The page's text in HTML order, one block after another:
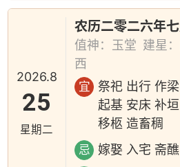
2026.8
25
星期二
农历二零二六年
值神：玉堂 建星
西
宜 祭祀 出行 作梁
起基 安床 补
移柩 造畜稠
忌 嫁娶 入宅 斋